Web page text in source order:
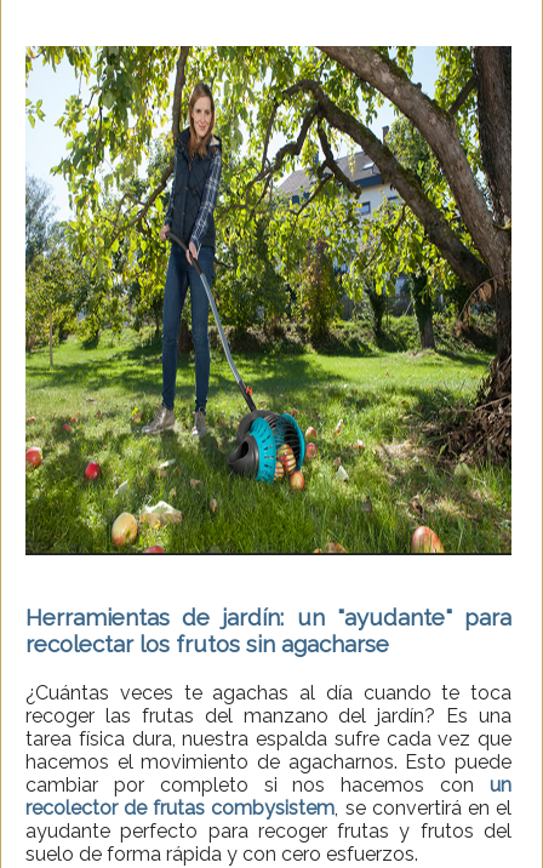
Herramientas de jardín: un "ayudante" para
recolectar los frutos sin agacharse
¿Cuántas veces te agachas al día cuando te toca
recoger las frutas del manzano del jardín? Es una
tarea física dura, nuestra espalda sufre cada vez que
hacemos el movimiento de agacharnos. Esto puede
cambiar por completo si nos hacemos con un
recolector de frutas combysistem, se convertirá en el
ayudante perfecto para recoger frutas y frutos del
suelo de forma rápida y con cero esfuerzos.